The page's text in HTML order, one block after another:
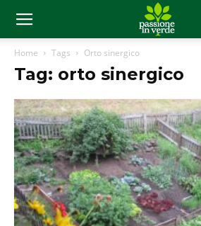
Home Tags Orto sinergico
Tag: orto sinergico